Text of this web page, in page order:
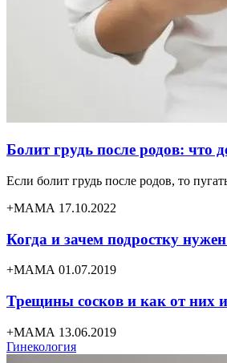
Болит грудь после родов: что
Если болит грудь после родов, то
+МАМА 17.10.2022
Когда и зачем подростку
+МАМА 01.07.2019
Трещины сосков и как от них
+МАМА 13.06.2019
Гинекология